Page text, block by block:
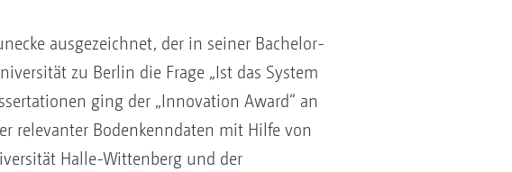
ausgezeichnet, der in seiner Bachelor-
zu Berlin die Frage „Ist das System
ging der „Innovation Award“ an
relevanter Bodenkenndaten mit Hilfe von
Halle-Wittenberg und der